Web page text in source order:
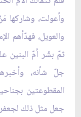
وأعولت، وشاركها
والعويل، فهدّأهم
ثمّ بشّر اُمّ البنين
جلّ شأنه،
المقطوعتين
جعل مثل ذلك لجعفر